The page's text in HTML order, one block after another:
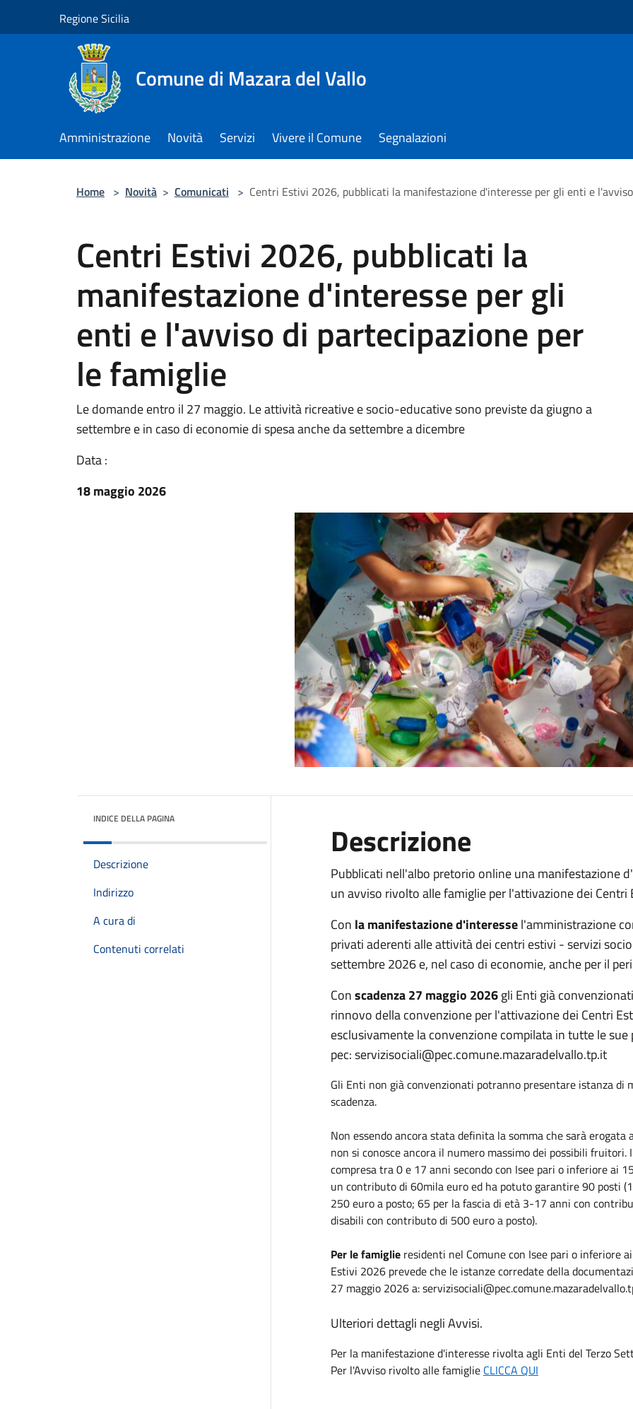
Regione Sicilia
Comune di Mazara del Vallo
Amministrazione Novità Servizi Vivere il Comune Segnalazioni
Home > Novità > Comunicati > Centri Estivi 2026, pubblicati la manifestazione d'interesse per gli enti e
Centri Estivi 2026, pubblicati la
manifestazione d'interesse per gli
enti e l'avviso di partecipazione per
le famiglie
Le domande entro il 27 maggio. Le attività ricreative e socio-educative sono previste da giugno a
settembre e in caso di economie di spesa anche da settembre a dicembre
Data :
18 maggio 2026
INDICE DELLA PAGINA
Descrizione
Indirizzo
A cura di
Contenuti correlati
Descrizione
Pubblicati nell'albo pretorio online una manifestazione
un avviso rivolto alle famiglie per l'attivazione dei Centri
Con la manifestazione d'interessel'amministrazione
privati aderenti alle attività dei centri estivi - servizi
settembre 2026 e, nel caso di economie, anche per il
Conscadenza 27 maggio 2026gli Enti già
rinnovo della convenzione per l'attivazione dei Centri
esclusivamente la convenzione compilata in tutte le
pec:servizisociali@pec.comune.mazaradelvallo.tp.it
Gli Enti non già convenzionati potranno presentare istanza di
scadenza.
Non essendo ancora stata definita la somma che sarà
non si conosce ancora il numero massimo dei possibili
compresa tra 0 e 17 anni secondo con Isee pari o inferiore ai
un contributo di 60mila euro ed ha potuto garantire 90 posti
250 euro a posto; 65 per la fascia di età 3-17 anni con
disabili con contributo di 500 euro a posto).
Per le famiglieresidenti nel Comune con Isee pari o inferiore
Estivi 2026 prevede che le istanze corredate della
27 maggio 2026 a:
Ulteriori dettagli negli Avvisi.
Per la manifestazione d'interesse rivolta agli Enti del Terzo
Per l'Avviso rivolto alle famiglie CLICCA QUI